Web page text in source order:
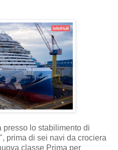
presso lo stabilimento di
prima di sei navi da crociera
classe Prima per